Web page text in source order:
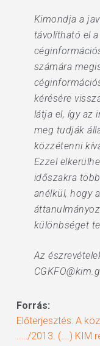
Kimondja a
távolítható el
számára
kérésére
látja el, így az
meg tudják
közzétenni
Ezzel
időszakra
anélkül, hogy
különbséget
Az
Forrás:
Előterjesztés: A
..…/2013. (….) KIM